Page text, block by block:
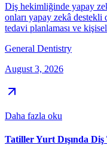
Diş hekimliğinde yapay
onları yapay zekâ destekli
tedavi planlaması ve
General Dentistry
August 3, 2026
Daha fazla oku
Tatiller Yurt Dışında